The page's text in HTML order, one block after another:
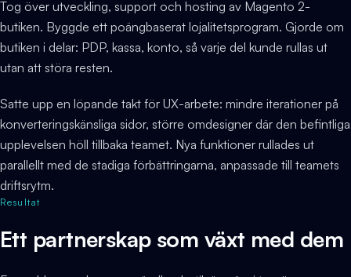
Tog över utveckling, support och hosting av Magento 2-
butiken. Byggde ett poängbaserat lojalitetsprogram. Gjorde om
butiken i delar: PDP, kassa, konto, så varje del kunde rullas ut
utan att störa resten.
Satte upp en löpande takt för UX-arbete: mindre iterationer på
konverteringskänsliga sidor, större omdesigner där den befintliga
upplevelsen höll tillbaka teamet. Nya funktioner rullades ut
parallellt med de stadiga förbättringarna, anpassade till teamets
driftsrytm.
Resultat
Ett partnerskap som växt med dem